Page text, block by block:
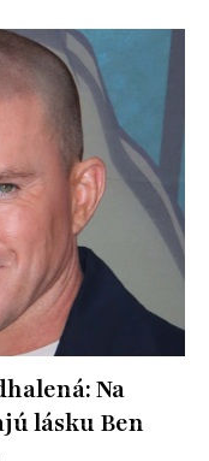
Na
lásku Ben